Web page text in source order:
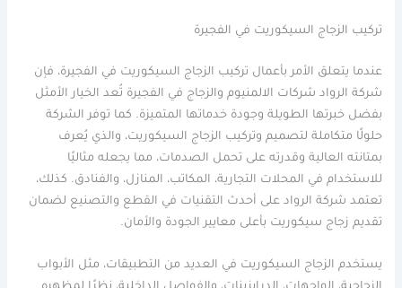
تركيب الزجاج السيكوريت في الفجيرة
عندما يتعلق الأمر بأعمال تركيب الزجاج السيكوريت في الفجيرة، فإن
شركة الرواد شركات الالمنيوم والزجاج في الفجيرة تُعد الخيار الأمثل
بفضل خبرتها الطويلة وجودة خدماتها المتميزة. كما توفر الشركة
حلولًا متكاملة لتصميم وتركيب الزجاج السيكوريت، والذي يُعرف
بمتانته العالية وقدرته على تحمل الصدمات، مما يجعله مثاليًا
للاستخدام في المحلات التجارية، المكاتب، المنازل، والفنادق. كذلك،
تعتمد شركة الرواد على أحدث التقنيات في القطع والتصنيع لضمان
تقديم زجاج سيكوريت بأعلى معايير الجودة والأمان.
يستخدم الزجاج السيكوريت في العديد من التطبيقات، مثل الأبواب